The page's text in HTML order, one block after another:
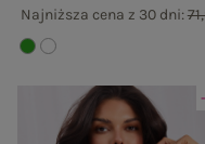
Najniższa cena z 30 dni: